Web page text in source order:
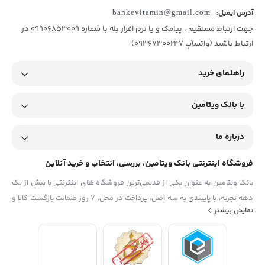
آدرس ایمیل: bankevitamin@gmail.com
جهت ارتباط مستقیم ، پیامک و یا نرم افزار بله با شماره 09906853009 در
ارتباط باشید (واتسآپ 09367300247)
راهنمای خرید
با بانک ویتامین
درباره ما
فروشگاه اینترنتی بانک ویتامین، بررسی، انتخاب و خرید آنلاین
بانک ویتامین به عنوان یکی از قدیمی‌ترین فروشگاه های اینترنتی با بیش از یک
دهه تجربه، با پایبندی به سه اصل، پرداخت در محل، ۷ روز ضمانت بازگشت کالا و
تضمین اصل‌بودن کالا موفق شده تا همگام با فروشگاه‌های معتبر جهان، به
بزرگ‌ترین فروشگاه اینترنتی ایران تبدیل شود. به محض ورود به سایت
دیجی‌کالا با دنیایی از کالا رو به رو می‌شوید! هر آنچه که نیاز دارید و به ذهن
شما خطور می‌کند در اینجا پیدا خواهید کرد.
نمایش بیشتر